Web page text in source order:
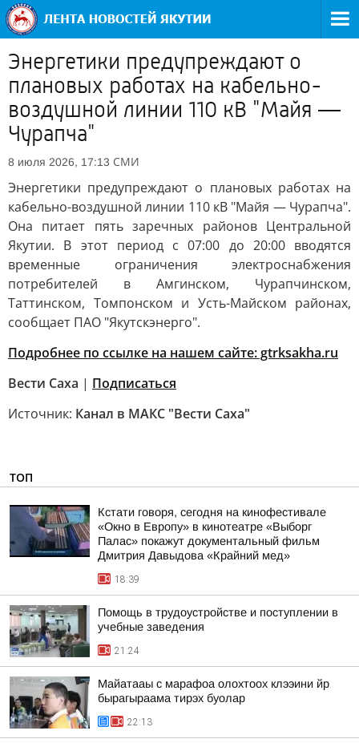
Энергетики предупреждают о
плановых работах на кабельно-
воздушной линии 110 кВ "Майя —
Чурапча"
8 июля 2026, 17:13 СМИ
Энергетики предупреждают о плановых работах на
кабельно-воздушной линии 110 кВ "Майя — Чурапча".
Она питает пять заречных районов Центральной
Якутии. В этот период с 07:00 до 20:00 вводятся
временные ограничения электроснабжения
потребителей в Амгинском, Чурапчинском,
Таттинском, Томпонском и Усть-Майском районах,
сообщает ПАО "Якутскэнерго".
Подробнее по ссылке на нашем сайте: gtrksakha.ru
Вести Саха | Подписаться
Источник: Канал в МАКС "Вести Саха"
ТОП
Кстати говоря, сегодня на кинофестивале
«Окно в Европу» в кинотеатре «Выборг
Палас» покажут документальный фильм
Дмитрия Давыдова «Крайний мед»
18:39
Помощь в трудоустройстве и поступлении в
учебные заведения
21:24
Майатааы с марафоа олохтоох клээини йр
бырагыраама тирэх буолар
22:13